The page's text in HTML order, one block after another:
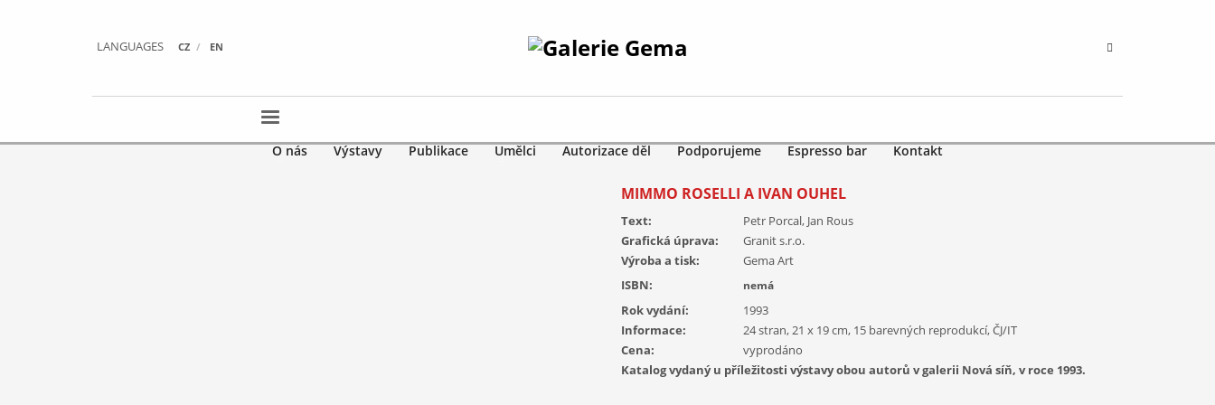
LANGUAGES CZ EN
O nás Výstavy Publikace Umělci Autorizace děl Podporujeme Espresso bar Kontakt
MIMMO ROSELLI A IVAN OUHEL
Text:
Petr Porcal, Jan Rous
Grafická úprava:
Granit s.r.o.
Výroba a tisk:
Gema Art
ISBN:
nemá
Rok vydání:
1993
Informace:
24 stran, 21 x 19 cm, 15 barevných reprodukcí, ČJ/IT
Cena:
vyprodáno
Katalog vydaný u příležitosti výstavy obou autorů v galerii Nová síň, v roce 1993.